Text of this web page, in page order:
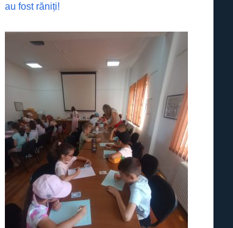
au fost răniți!